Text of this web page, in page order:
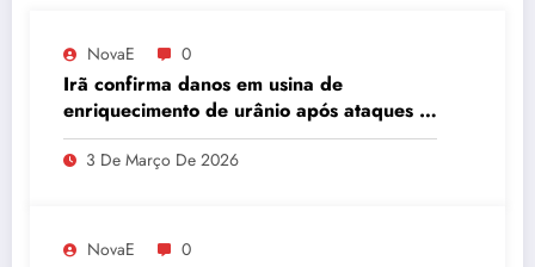
NovaE 0
Irã confirma danos em usina de
enriquecimento de urânio após ataques e
embaixador evita detalhes sobre
quantidade de urânio enriquecido
3 De Março De 2026
NovaE 0